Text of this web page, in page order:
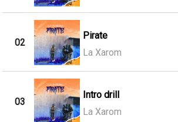
02
Pirate
La Xarom
03
Intro drill
La Xarom